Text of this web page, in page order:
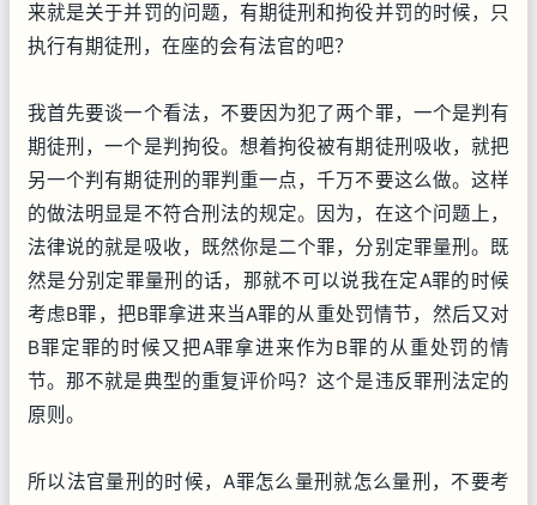
来就是关于并罚的问题，有期徒刑和拘役并罚的时候，只
执行有期徒刑，在座的会有法官的吧？
我首先要谈一个看法，不要因为犯了两个罪，一个是判有
期徒刑，一个是判拘役。想着拘役被有期徒刑吸收，就把
另一个判有期徒刑的罪判重一点，千万不要这么做。这样
的做法明显是不符合刑法的规定。因为，在这个问题上，
法律说的就是吸收，既然你是二个罪，分别定罪量刑。既
然是分别定罪量刑的话，那就不可以说我在定A罪的时候
考虑B罪，把B罪拿进来当A罪的从重处罚情节，然后又对
B罪定罪的时候又把A罪拿进来作为B罪的从重处罚的情
节。那不就是典型的重复评价吗？这个是违反罪刑法定的
原则。
所以法官量刑的时候，A罪怎么量刑就怎么量刑，不要考